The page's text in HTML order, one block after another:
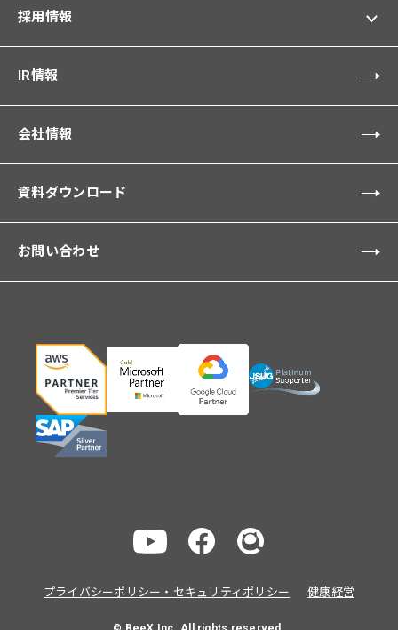
採用情報
IR情報
会社情報
資料ダウンロード
お問い合わせ
プライバシーポリシー・セキュリティポリシー 健康経営